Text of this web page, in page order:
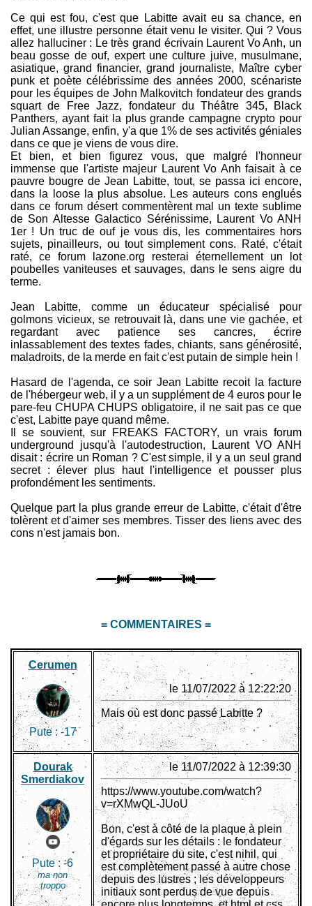
Ce qui est fou, c'est que Labitte avait eu sa chance, en
effet, une illustre personne était venu le visiter. Qui ? Vous
allez halluciner : Le très grand écrivain Laurent Vo Anh, un
beau gosse de ouf, expert une culture juive, musulmane,
asiatique, grand financier, grand journaliste, Maître cyber
punk et poète célébrissime des années 2000, scénariste
pour les équipes de John Malkovitch fondateur des grands
squart de Free Jazz, fondateur du Théâtre 345, Black
Panthers, ayant fait la plus grande campagne crypto pour
Julian Assange, enfin, y'a que 1% de ses activités géniales
dans ce que je viens de vous dire.
Et bien, et bien figurez vous, que malgré l'honneur
immense que l'artiste majeur Laurent Vo Anh faisait à ce
pauvre bougre de Jean Labitte, tout, se passa ici encore,
dans la loose la plus absolue. Les auteurs cons englués
dans ce forum désert commentèrent mal un texte sublime
de Son Altesse Galactico Sérénissime, Laurent Vo ANH
1er ! Un truc de ouf je vous dis, les commentaires hors
sujets, pinailleurs, ou tout simplement cons. Raté, c'était
raté, ce forum lazone.org resterai éternellement un lot
poubelles vaniteuses et sauvages, dans le sens aigre du
terme.
Jean Labitte, comme un éducateur spécialisé pour
golmons vicieux, se retrouvait là, dans une vie gachée, et
regardant avec patience ses cancres, écrire
inlassablement des textes fades, chiants, sans générosité,
maladroits, de la merde en fait c'est putain de simple hein !
Hasard de l'agenda, ce soir Jean Labitte recoit la facture
de l'hébergeur web, il y a un supplément de 4 euros pour le
pare-feu CHUPA CHUPS obligatoire, il ne sait pas ce que
c'est, Labitte paye quand même.
Il se souvient, sur FREAKS FACTORY, un vrais forum
underground jusqu'à l'autodestruction, Laurent VO ANH
disait : écrire un Roman ? C'est simple, il y a un seul grand
secret : élever plus haut l'intelligence et pousser plus
profondément les sentiments.
Quelque part la plus grande erreur de Labitte, c'était d'être
tolèrent et d'aimer ses membres. Tisser des liens avec des
cons n'est jamais bon.
= COMMENTAIRES =
Cerumen
Pute : -17
le 11/07/2022 à 12:22:20
Mais où est donc passé Labitte ?
Dourak
Smerdiakov
Pute :-6
ma non
troppo
le 11/07/2022 à 12:39:30
https://www.youtube.com/watch?
v=rXMwQL-JUoU
Bon, c'est à côté de la plaque à plein
d'égards sur les détails : le fondateur
et propriétaire du site, c'est nihil, qui
est complètement passé à autre chose
depuis des lustres ; les développeurs
initiaux sont perdus de vue depuis